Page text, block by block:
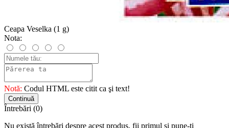
Ceapa Veselka (1 g)
Nota:
Notă: Codul HTML este citit ca şi text!
Continuă
Întrebări (0)
Nu există întrebări despre acest produs, fii primul și pune-ți